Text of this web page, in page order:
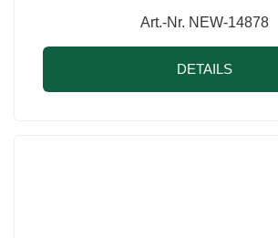
Art.-Nr. NEW-14878
DETAILS